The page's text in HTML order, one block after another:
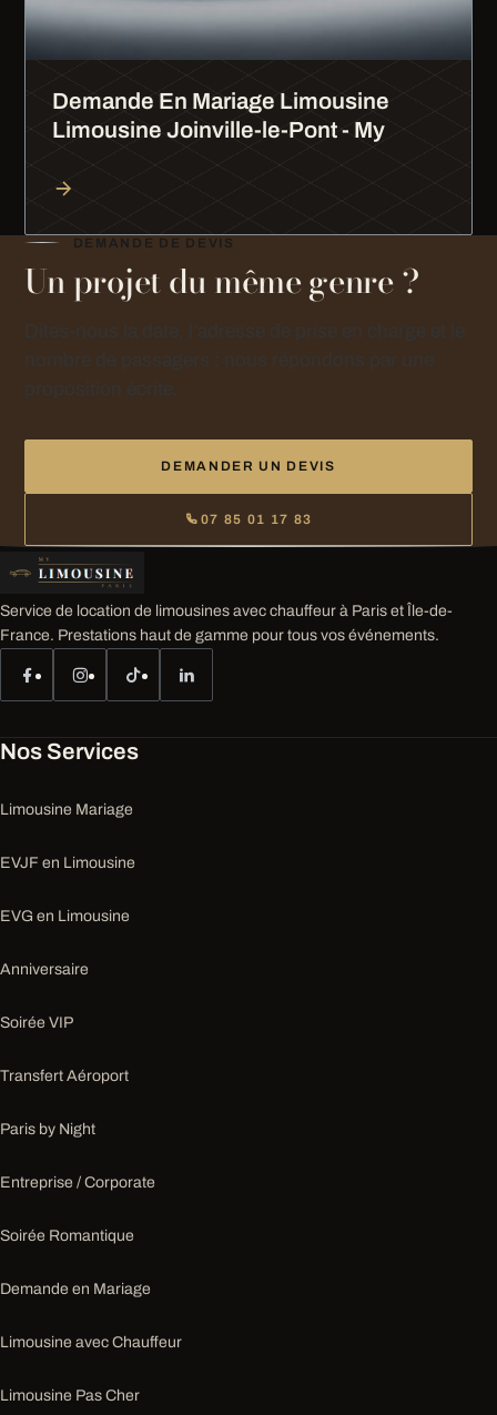
Demande En Mariage Limousine
Limousine Joinville-le-Pont - My
DEMANDE DE DEVIS
Un projet du même genre ?
DEMANDER UN DEVIS
07 85 01 17 83
Service de location de limousines avec chauffeur à Paris et Île-de-
France. Prestations haut de gamme pour tous vos événements.
Nos Services
Limousine Mariage
EVJF en Limousine
EVG en Limousine
Anniversaire
Soirée VIP
Transfert Aéroport
Paris by Night
Entreprise / Corporate
Soirée Romantique
Demande en Mariage
Limousine avec Chauffeur
Limousine Pas Cher